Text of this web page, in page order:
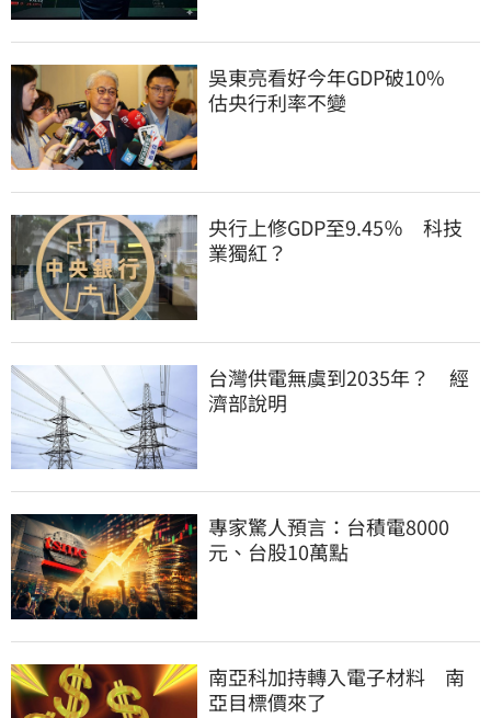
吳東亮看好今年GDP破10%
估央行利率不變
央行上修GDP至9.45％　科技
業獨紅？
台灣供電無虞到2035年？　經
濟部說明
專家驚人預言：台積電8000
元、台股10萬點
南亞科加持轉入電子材料　南
亞目標價來了